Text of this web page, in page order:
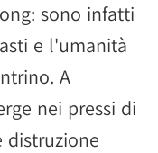
sono infatti
e l'umanità
A
nei pressi di
distruzione